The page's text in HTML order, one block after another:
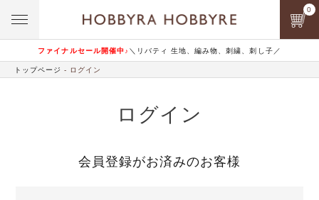
ファイナルセール開催中♪ ＼リバティ 生地、編み物、刺繍、刺し子／
0
トップページ ログイン
ログイン
会員登録がお済みのお客様